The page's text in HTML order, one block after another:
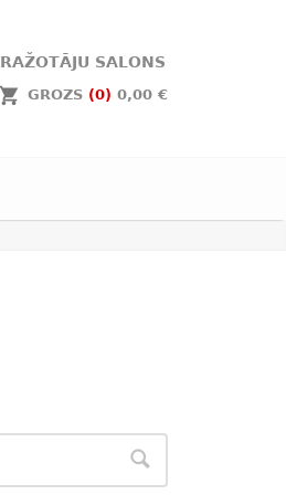
RAŽOTĀJU SALONS
GROZS (0) 0,00 €